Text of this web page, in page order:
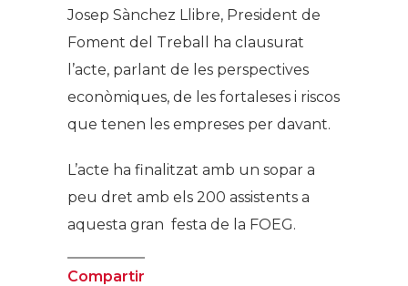
Josep Sànchez Llibre, President de
Foment del Treball ha clausurat
l’acte, parlant de les perspectives
econòmiques, de les fortaleses i riscos
que tenen les empreses per davant.
L’acte ha finalitzat amb un sopar a
peu dret amb els 200 assistents a
aquesta gran festa de la FOEG.
Compartir